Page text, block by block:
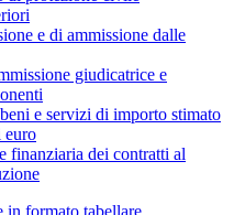
e di ammissione dalle
giudicatrice e
e servizi di importo stimato
euro
finanziaria dei contratti al
in formato tabellare